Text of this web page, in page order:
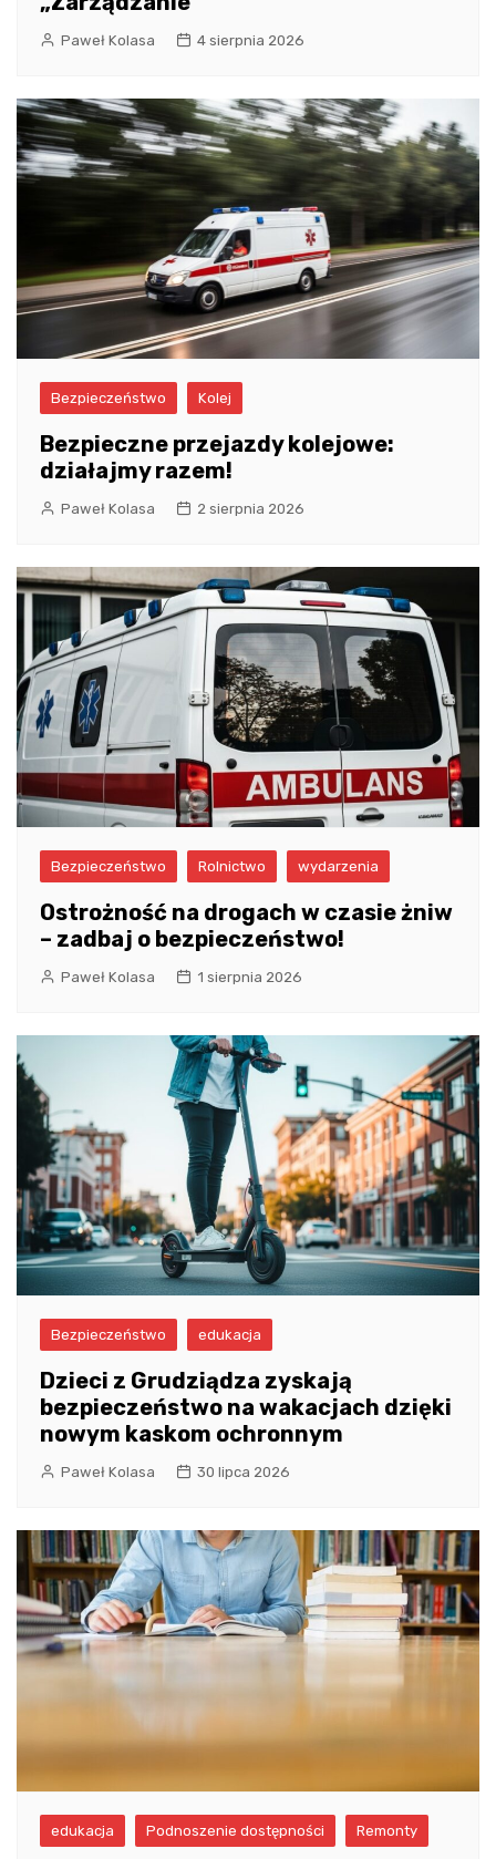
Paweł Kolasa 4 sierpnia 2026
Bezpieczeństwo Kolej
Bezpieczne przejazdy kolejowe:
działajmy razem!
Paweł Kolasa 2 sierpnia 2026
Bezpieczeństwo Rolnictwo wydarzenia
Ostrożność na drogach w czasie żniw
– zadbaj o bezpieczeństwo!
Paweł Kolasa 1 sierpnia 2026
Bezpieczeństwo edukacja
Dzieci z Grudziądza zyskają
bezpieczeństwo na wakacjach dzięki
nowym kaskom ochronnym
Paweł Kolasa 30 lipca 2026
edukacja Podnoszenie dostępności Remonty